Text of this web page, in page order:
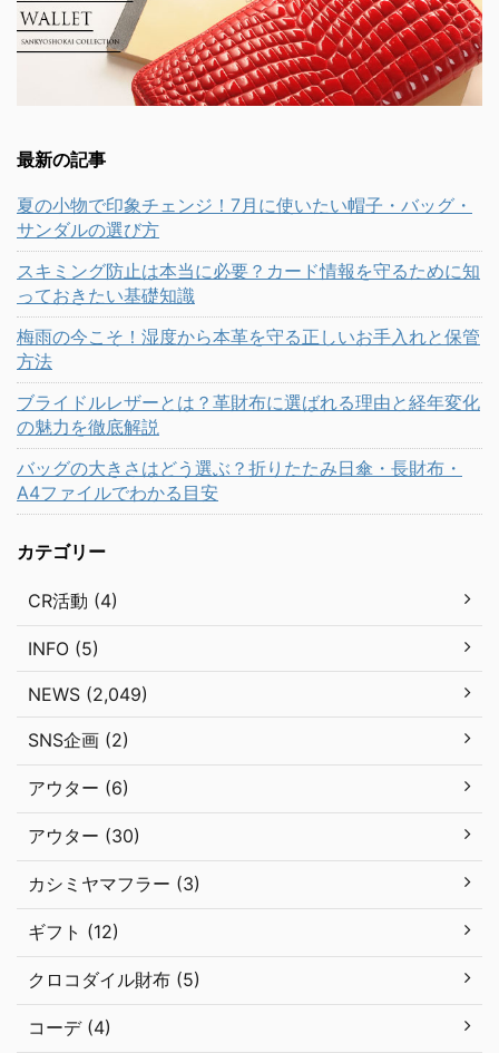
最新の記事
夏の小物で印象チェンジ！7月に使いたい帽子・バッグ・
サンダルの選び方
スキミング防止は本当に必要？カード情報を守るために知
っておきたい基礎知識
梅雨の今こそ！湿度から本革を守る正しいお手入れと保管
方法
ブライドルレザーとは？革財布に選ばれる理由と経年変化
の魅力を徹底解説
バッグの大きさはどう選ぶ？折りたたみ日傘・長財布・
A4ファイルでわかる目安
カテゴリー
CR活動 (4)
INFO (5)
NEWS (2,049)
SNS企画 (2)
アウター (6)
アウター (30)
カシミヤマフラー (3)
ギフト (12)
クロコダイル財布 (5)
コーデ (4)